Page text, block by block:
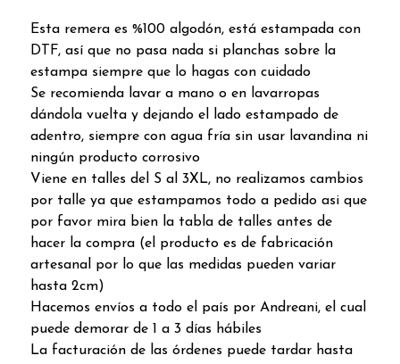
Esta remera es %100 algodón, está estampada con
DTF, así que no pasa nada si planchas sobre la
estampa siempre que lo hagas con cuidado
Se recomienda lavar a mano o en lavarropas
dándola vuelta y dejando el lado estampado de
adentro, siempre con agua fría sin usar lavandina ni
ningún producto corrosivo
Viene en talles del S al 3XL, no realizamos cambios
por talle ya que estampamos todo a pedido asi que
por favor mira bien la tabla de talles antes de
hacer la compra (el producto es de fabricación
artesanal por lo que las medidas pueden variar
hasta 2cm)
Hacemos envíos a todo el país por Andreani, el cual
puede demorar de 1 a 3 días hábiles
La facturación de las órdenes puede tardar hasta